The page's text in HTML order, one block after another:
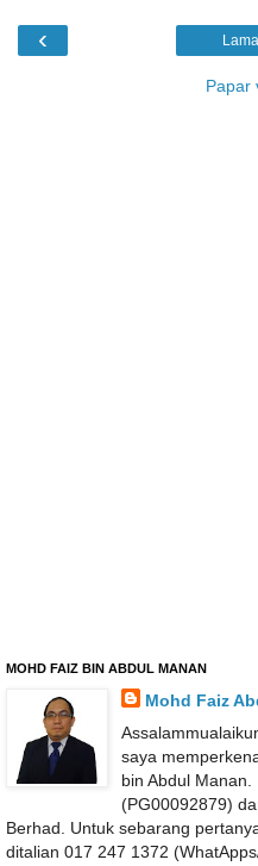
‹
Papar
MOHD FAIZ BIN ABDUL MANAN
Mohd Faiz
saya
bin Abdul
(PG00092879)
Berhad. Untuk sebarang
ditalian 017 247 1372